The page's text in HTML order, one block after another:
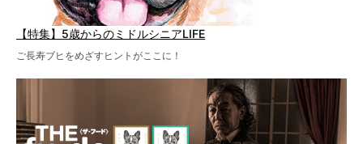
【特集】5歳からのミドルシニアLIFE
ご長寿ブヒをめざすヒントがここに！